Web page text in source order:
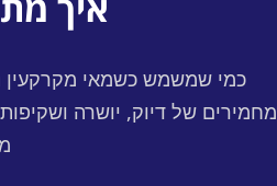
כמי שמשמש כשמאי מקרקעין
מחמירים של דיוק, יושרה